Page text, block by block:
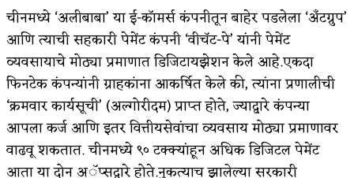
चीनमध्ये ‘अलीबाबा’ या ई-कॉमर्स कंपनीतून बाहेर पडलेला ‘अँटग्रुप’
आणि त्याची सहकारी पेमेंट कंपनी ‘वीचॅट-पे’ यांनी पेमेंट
व्यवसायाचे मोठ्या प्रमाणात डिजिटायझेशन केले आहे.एकदा
फिनटेक कंपन्यांनी ग्राहकांना आकर्षित केले की, त्यांना प्रणालीची
‘क्रमवार कार्यसूची’ (अल्गोरीदम) प्राप्त होते, ज्याद्वारे कंपन्या
आपला कर्ज आणि इतर वित्तीयसेवांचा व्यवसाय मोठ्या प्रमाणावर
वाढवू शकतात. चीनमध्ये ९० टक्क्यांहून अधिक डिजिटल पेमेंट
आता या दोन अॅप्सद्वारे होते.नुकत्याच झालेल्या सरकारी